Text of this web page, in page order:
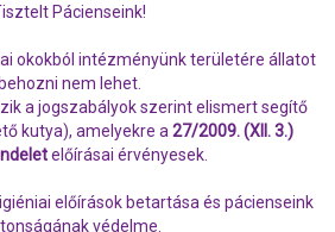
Pácienseink!
okokból intézményünk területére állatot
behozni nem lehet.
a jogszabályok szerint elismert segítő
kutya), amelyekre a 27/2009. (XII. 3.)
előírásai érvényesek.
előírások betartása és pácienseink
védelme.